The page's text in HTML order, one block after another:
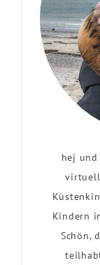
hej
Kindern
Schön,